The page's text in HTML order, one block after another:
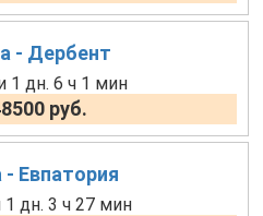
- Дербент
1 дн. 6 ч 1 мин
руб.
Евпатория
дн. 3 ч 27 мин